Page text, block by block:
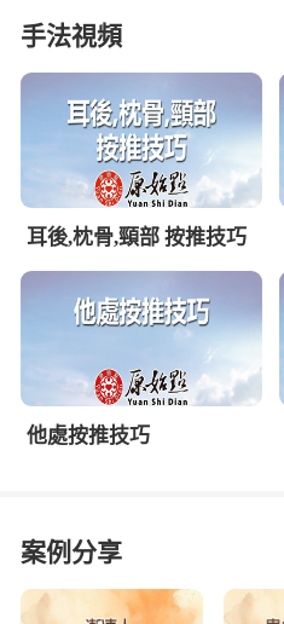
手法視頻
耳後,枕骨,頸部 按推技巧
他處按推技巧
案例分享